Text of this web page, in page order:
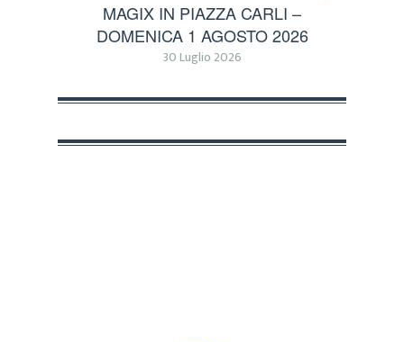
MAGIX IN PIAZZA CARLI –
DOMENICA 1 AGOSTO 2026
30 Luglio 2026